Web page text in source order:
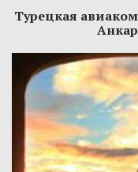
Турецкая